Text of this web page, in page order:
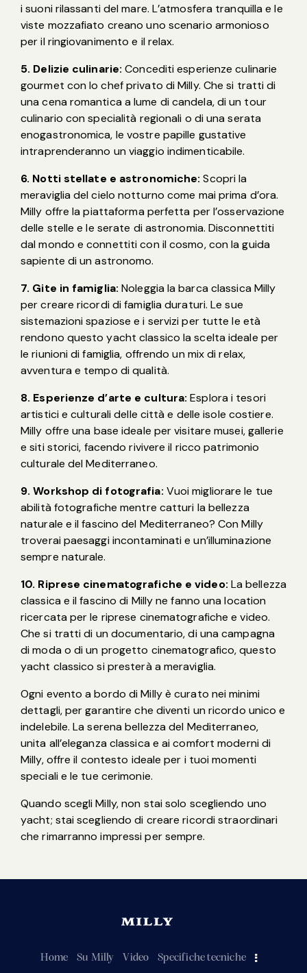
i suoni rilassanti del mare. L’atmosfera tranquilla e le
viste mozzafiato creano uno scenario armonioso
per il ringiovanimento e il relax.
5. Delizie culinarie: Concediti esperienze culinarie
gourmet con lo chef privato di Milly. Che si tratti di
una cena romantica a lume di candela, di un tour
culinario con specialità regionali o di una serata
enogastronomica, le vostre papille gustative
intraprenderanno un viaggio indimenticabile.
6. Notti stellate e astronomiche: Scopri la
meraviglia del cielo notturno come mai prima d’ora.
Milly offre la piattaforma perfetta per l’osservazione
delle stelle e le serate di astronomia. Disconnettiti
dal mondo e connettiti con il cosmo, con la guida
sapiente di un astronomo.
7. Gite in famiglia: Noleggia la barca classica Milly
per creare ricordi di famiglia duraturi. Le sue
sistemazioni spaziose e i servizi per tutte le età
rendono questo yacht classico la scelta ideale per
le riunioni di famiglia, offrendo un mix di relax,
avventura e tempo di qualità.
8. Esperienze d’arte e cultura: Esplora i tesori
artistici e culturali delle città e delle isole costiere.
Milly offre una base ideale per visitare musei, gallerie
e siti storici, facendo rivivere il ricco patrimonio
culturale del Mediterraneo.
9. Workshop di fotografia: Vuoi migliorare le tue
abilità fotografiche mentre catturi la bellezza
naturale e il fascino del Mediterraneo? Con Milly
troverai paesaggi incontaminati e un’illuminazione
sempre naturale.
10. Riprese cinematografiche e video: La bellezza
classica e il fascino di Milly ne fanno una location
ricercata per le riprese cinematografiche e video.
Che si tratti di un documentario, di una campagna
di moda o di un progetto cinematografico, questo
yacht classico si presterà a meraviglia.
Ogni evento a bordo di Milly è curato nei minimi
dettagli, per garantire che diventi un ricordo unico e
indelebile. La serena bellezza del Mediterraneo,
unita all’eleganza classica e ai comfort moderni di
Milly, offre il contesto ideale per i tuoi momenti
speciali e le tue cerimonie.
Quando scegli Milly, non stai solo scegliendo uno
yacht; stai scegliendo di creare ricordi straordinari
che rimarranno impressi per sempre.
Home Su Milly Video Specifiche tecniche